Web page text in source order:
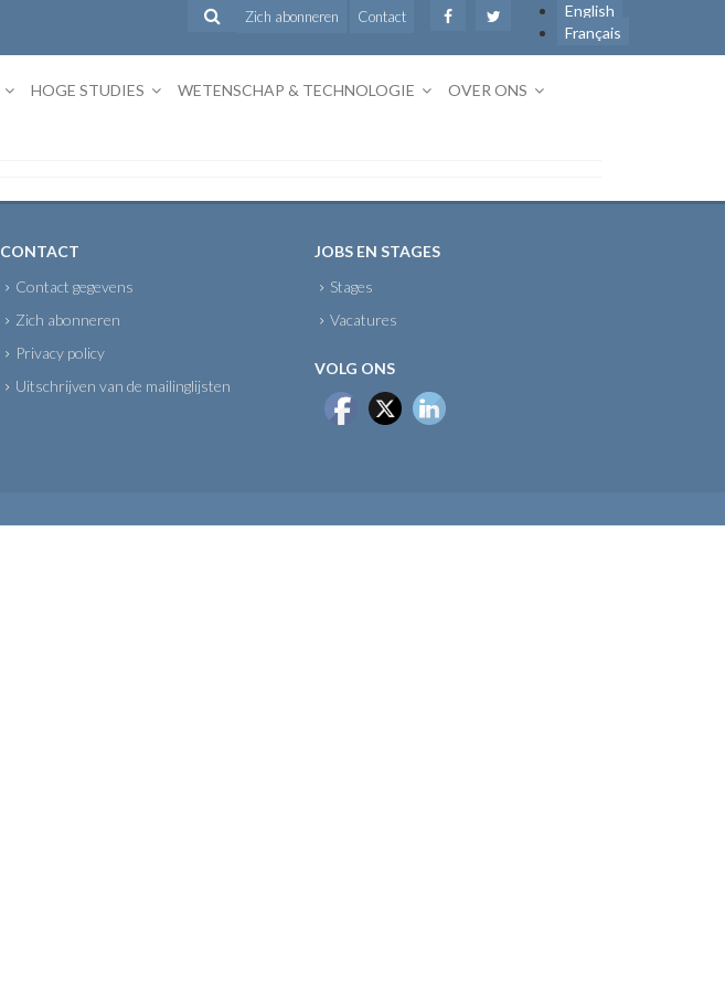
English
Français
Zich abonneren Contact
HOGE STUDIES WETENSCHAP & TECHNOLOGIE OVER ONS
CONTACT
Contact gegevens
Zich abonneren
Privacy policy
Uitschrijven van de mailinglijsten
JOBS EN STAGES
Stages
Vacatures
VOLG ONS